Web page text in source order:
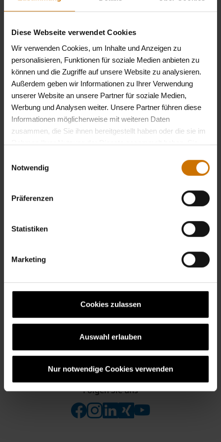
Diese Webseite verwendet Cookies
Wir verwenden Cookies, um Inhalte und Anzeigen zu
personalisieren, Funktionen für soziale Medien anbieten zu
können und die Zugriffe auf unsere Website zu analysieren.
Außerdem geben wir Informationen zu Ihrer Verwendung
unserer Website an unsere Partner für soziale Medien,
Werbung und Analysen weiter. Unsere Partner führen diese
Informationen möglicherweise mit weiteren Daten
zusammen, die Sie ihnen bereitgestellt haben oder die sie im
Rahmen Ihrer Nutzung der Dienste gesammelt haben. Sie
Webseite weiterhin nutzen.
Notwendig
Präferenzen
Statistiken
Marketing
Cookies zulassen
Auswahl erlauben
Nur notwendige Cookies verwenden
Kollegen
Das sagen unsere Azubis und Praktikanten
Telefon+49 (0)541 331410
Login Online-Service Web
Folgen Sie uns
Folgen Sie uns auf Facebook
Folgen Sie uns auf Instagram
Besuchen Sie uns bei
Besuchen Sie uns bei
Besuchen Sie uns